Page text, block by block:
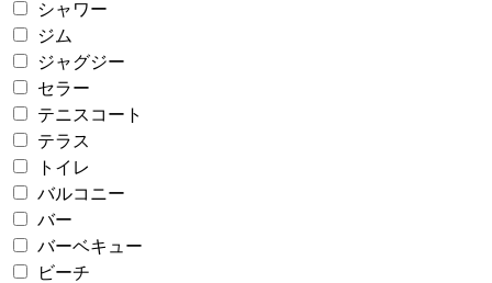
シャワー
ジム
ジャグジー
セラー
テニスコート
テラス
トイレ
バルコニー
バー
バーベキュー
ビーチ